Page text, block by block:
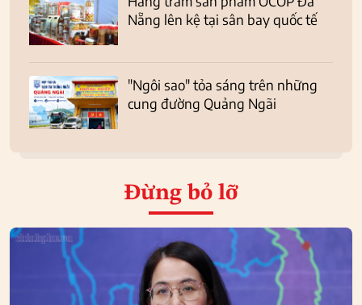
Nẵng lên kệ tại sân bay quốc tế
"Ngôi sao" tỏa sáng trên những
cung đường Quảng Ngãi
Đừng bỏ lỡ